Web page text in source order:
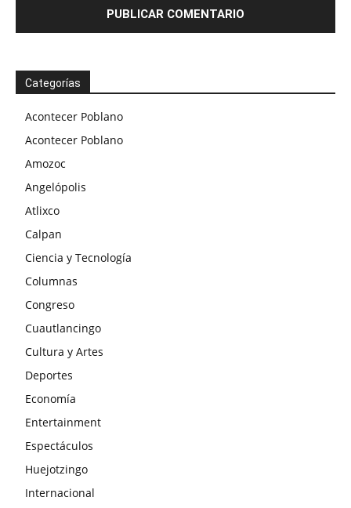
Categorías
Acontecer Poblano
Acontecer Poblano
Amozoc
Angelópolis
Atlixco
Calpan
Ciencia y Tecnología
Columnas
Congreso
Cuautlancingo
Cultura y Artes
Deportes
Economía
Entertainment
Espectáculos
Huejotzingo
Internacional